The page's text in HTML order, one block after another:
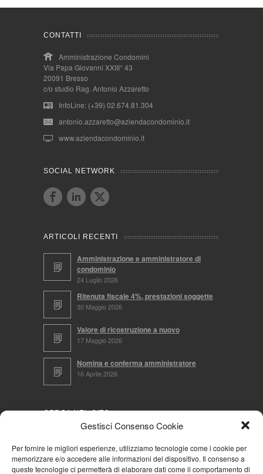
Gestisci Consenso Cookie
Per fornire le migliori esperienze, utilizziamo tecnologie come i cookie per
memorizzare e/o accedere alle informazioni del dispositivo. Il consenso a
queste tecnologie ci permetterà di elaborare dati come il comportamento di
CONTATTI
Amministrazione Condomini
Via Papa Giovanni XXIII° 43
20091 Bresso
c/o studio Rag. Antonio Azzaretto
InfoLine: (+39) 02.674.81.304
antonio.azzaretto@aziendacondominio.it
www.aziendacondominio.it
SOCIAL NETWORK
ARTICOLI RECENTI
Amministrazione e amministratore di
condominio
24 Luglio 2026
Ritenuta fiscale 4%, prestazioni soggette
30 Maggio 2026
Valore di ricostruzione a nuovo
17 Maggio 2026
Nomina e conferma amministratore
16 Aprile 2026
CERCA NEL SITO
NAVIGA PER